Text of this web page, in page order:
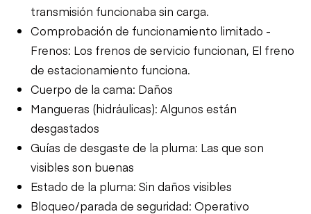
transmisión funcionaba sin carga.
Comprobación de funcionamiento limitado -
Frenos: Los frenos de servicio funcionan, El freno
de estacionamiento funciona.
Cuerpo de la cama: Daños
Mangueras (hidráulicas): Algunos están
desgastados
Guías de desgaste de la pluma: Las que son
visibles son buenas
Estado de la pluma: Sin daños visibles
Bloqueo/parada de seguridad: Operativo